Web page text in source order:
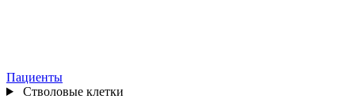
Пациенты
Стволовые клетки